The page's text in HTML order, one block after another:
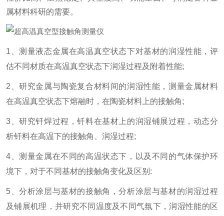
属材料科研的需要。
1、测量液态金属在高温真空状态下对基材的润湿性能，评
估不同材质在高温真空状态下润湿过程及附着性能;
2、研究金属与陶瓷复合材料间的润湿性能，测量金属材料
在高温真空状态下熔融时，在陶瓷材料上的接触角;
3、研究钎焊过程，钎料在基材上的润湿铺展过程，动态分
析钎料在高温下的接触角、润湿过程;
4、测量金属在不同的高温状态下，以及不同的气体保护环
境下，对于不同基材的接触角变化及区别:
5、分析涂层与基材的接触角，分析涂层与基材的润湿过程
及铺展机理，并研究不同温度及不同气氛下，润湿性能的区